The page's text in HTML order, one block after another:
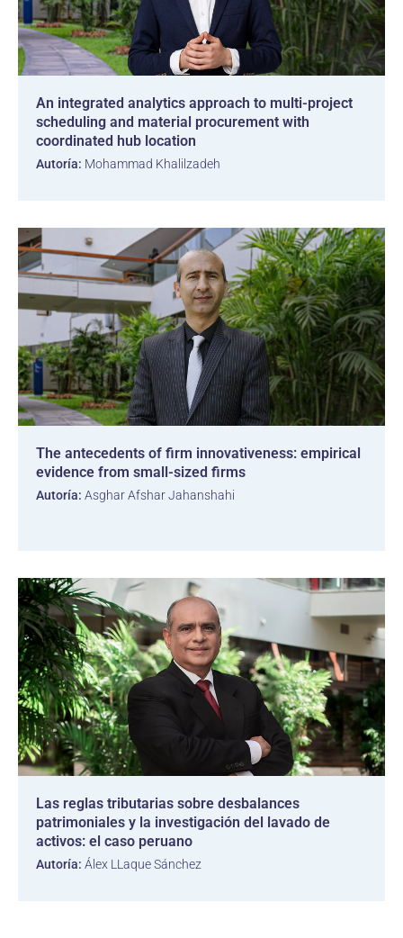
An integrated analytics approach to multi-project
scheduling and material procurement with
coordinated hub location
Autoría: Mohammad Khalilzadeh
The antecedents of firm innovativeness: empirical
evidence from small-sized firms
Autoría: Asghar Afshar Jahanshahi
Las reglas tributarias sobre desbalances
patrimoniales y la investigación del lavado de
activos: el caso peruano
Autoría: Álex LLaque Sánchez